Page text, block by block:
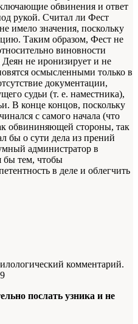
обвинения и ответ
рукой. Считал ли Фест
имело значения, поскольку
Таким образом, Фест не
виновности
Деян не иронизирует и не
осмысленными только в
документации,
судьи (т. е. наместника),
В конце концов, поскольку
с самого начала (что
обвининяющей стороны, так
бы о сути дела из прений
администратор в
бы тем, чтобы
в деле и облегчить
комментарий.
послать узника и не